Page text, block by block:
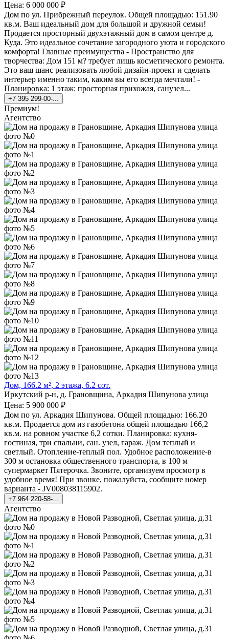
Цена: 6 000 000 ₽
Дом по ул. Прибрежный переулок. Общей площадью: 151.90
кв.м. Ваш идеальный дом для большой и дружной семьи!
Продается просторный двухэтажный дом в самом центре д.
Куда. Это идеальное сочетание загородного уюта и городского
комфорта! Главные преимущества - Пространство для
творчества: Дом 151 м? требует лишь косметического ремонта.
Это ваш шанс реализовать любой дизайн-проект и сделать
интерьер именно таким, каким вы его всегда мечтали! -
Планировка: 1 этаж: просторная прихожая, санузел...
+7 395 299-00-...
Премиум!
Агентство
Дом, 166.2 м², 2 этажа, 6.2 сот.
Иркутский р-н, д. Грановщина, Аркадия Шипунова улица
Цена: 5 900 000 ₽
Дом по ул. Аркадия Шипунова. Общей площадью: 166.20
кв.м. Продается дом из газобетона общей площадью 166,2
кв.м. на ровном участке 6,2 сотки. Планировка: кухня-
гостиная, три спальни, сан. узел, гараж. Дом теплый и
светлый. Отопление-теплый пол. Удобное расположение-в
300 м остановка общественного транспорта, в 100 м
супермаркет Пятерочка. Звоните, организуем просмотр в
удобное время! При звонке, пожалуйста, сообщите номер
варианта - JV008038115902.
+7 964 220-58-...
Агентство